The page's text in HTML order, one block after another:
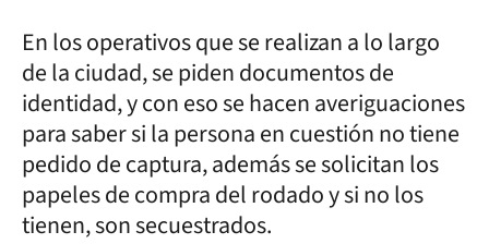
En los operativos que se realizan a lo largo
de la ciudad, se piden documentos de
identidad, y con eso se hacen averiguaciones
para saber si la persona en cuestión no tiene
pedido de captura, además se solicitan los
papeles de compra del rodado y si no los
tienen, son secuestrados.